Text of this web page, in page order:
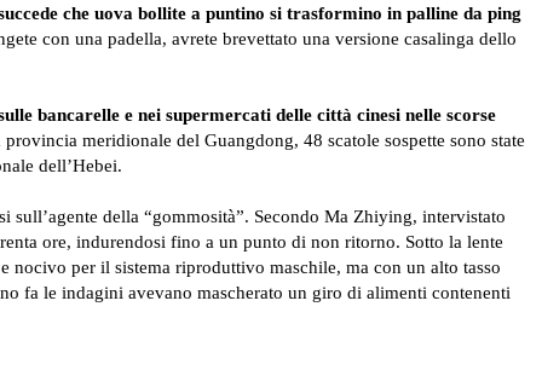
che uova bollite a puntino si trasformino in palline da ping
con una padella, avrete brevettato una versione casalinga dello
bancarelle e nei supermercati delle città cinesi nelle scorse
meridionale del Guangdong, 48 scatole sospette sono state
dell’Hebei.
sull’agente della “gommosità”. Secondo Ma Zhiying, intervistato
ore, indurendosi fino a un punto di non ritorno. Sotto la lente
nocivo per il sistema riproduttivo maschile, ma con un alto tasso
fa le indagini avevano mascherato un giro di alimenti contenenti